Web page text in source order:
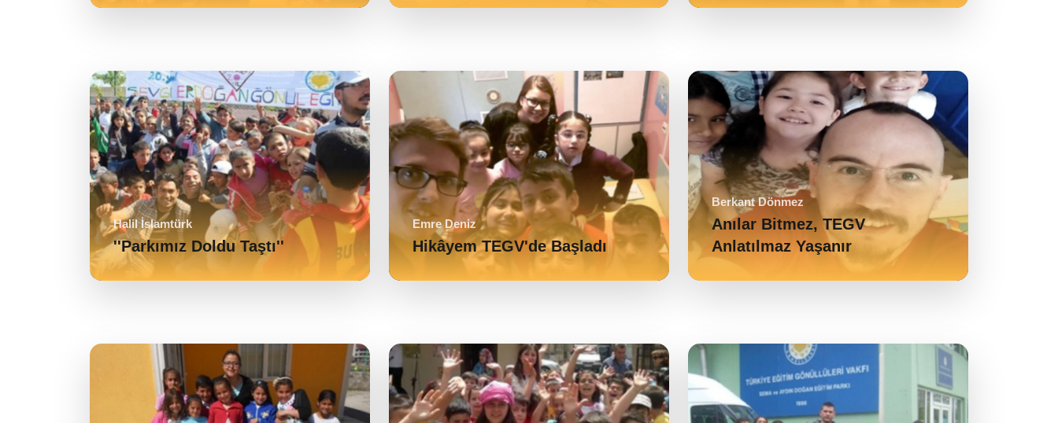
Halil İslamtürk
''Parkımız Doldu Taştı''
Emre Deniz
Hikâyem TEGV'de Başladı
Berkant Dönmez
Anılar Bitmez, TEGV
Anlatılmaz Yaşanır